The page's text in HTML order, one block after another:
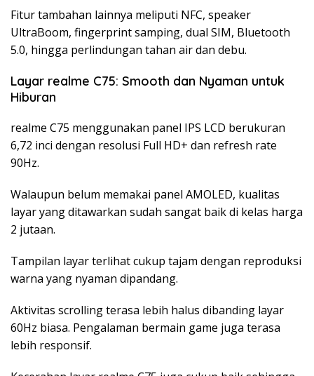
Fitur tambahan lainnya meliputi NFC, speaker
UltraBoom, fingerprint samping, dual SIM, Bluetooth
5.0, hingga perlindungan tahan air dan debu.
Layar realme C75: Smooth dan Nyaman untuk
Hiburan
realme C75 menggunakan panel IPS LCD berukuran
6,72 inci dengan resolusi Full HD+ dan refresh rate
90Hz.
Walaupun belum memakai panel AMOLED, kualitas
layar yang ditawarkan sudah sangat baik di kelas harga
2 jutaan.
Tampilan layar terlihat cukup tajam dengan reproduksi
warna yang nyaman dipandang.
Aktivitas scrolling terasa lebih halus dibanding layar
60Hz biasa. Pengalaman bermain game juga terasa
lebih responsif.